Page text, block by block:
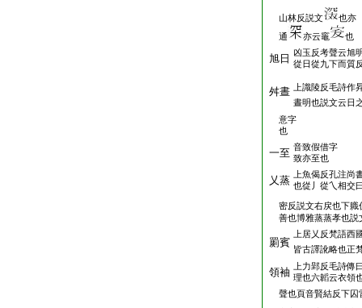
山林反説文
也亦
通
亦云竈 也
旭日
凶玉反考聲云旭
從日從九下而質
舛晝
上識陵反毛詩作
晝明也説文云日
意字
也
一至 音致假借字
致亦至也
乂蒸
上魚偈反孔注尚
也從丿從乀相交
密反説文右戻也下軄
善也博雅蒸蒸孝也説
罽賓
上居乂反梵語西
皆古譯訛略也正
領袖
上力郢反毛詩傳
理也六韜云衣領
聲也頁音賢結反下囚